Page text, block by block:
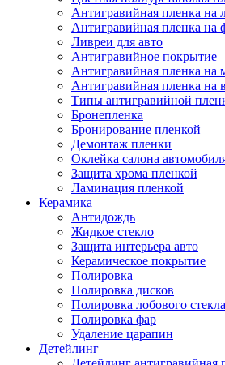
Антигравийная пленка на
Антигравийная пленка на
Ливреи для авто
Антигравийное покрытие
Антигравийная пленка на
Антигравийная пленка на
Типы антигравийной
Бронепленка
Бронирование пленкой
Демонтаж пленки
Оклейка салона
Защита хрома пленкой
Ламинация пленкой
Керамика
Антидождь
Жидкое стекло
Защита интерьера авто
Керамическое покрытие
Полировка
Полировка дисков
Полировка лобового стекла
Полировка фар
Удаление царапин
Детейлинг